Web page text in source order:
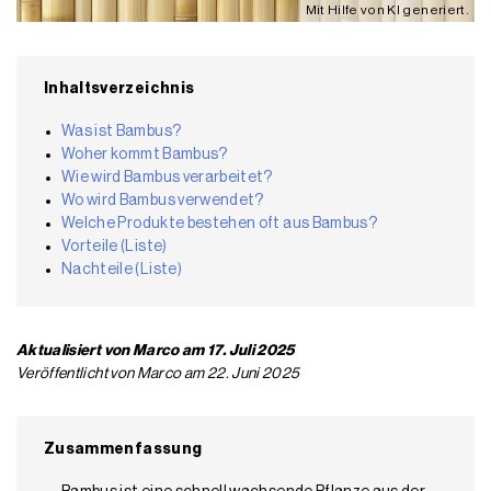
Mit Hilfe von KI generiert.
Inhaltsverzeichnis
Was ist Bambus?
Woher kommt Bambus?
Wie wird Bambus verarbeitet?
Wo wird Bambus verwendet?
Welche Produkte bestehen oft aus Bambus?
Vorteile (Liste)
Nachteile (Liste)
Aktualisiert von Marco am 17. Juli 2025
Veröffentlicht von Marco am 22. Juni 2025
Zusammenfassung